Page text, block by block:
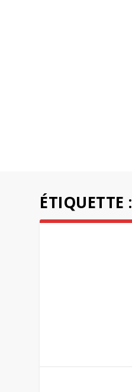
ÉTIQUETTE :